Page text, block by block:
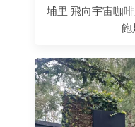
埔里 飛向宇宙咖
飽